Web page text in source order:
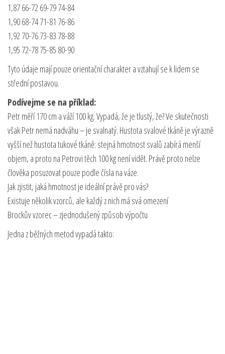
1,87 66-72 69-79 74-84
1,90 68-74 71-81 76-86
1,92 70-76 73-83 78-88
1,95 72-78 75-85 80-90
Tyto údaje mají pouze orientační charakter a vztahují se k lidem se
střední postavou.
Podívejme se na příklad:
Petr měří 170 cm a váží 100 kg. Vypadá, že je tlustý, že? Ve skutečnosti
však Petr nemá nadváhu – je svalnatý. Hustota svalové tkáně je výrazně
vyšší než hustota tukové tkáně: stejná hmotnost svalů zabírá menší
objem, a proto na Petrovi těch 100 kg není vidět. Právě proto nelze
člověka posuzovat pouze podle čísla na váze.
Jak zjistit, jaká hmotnost je ideální právě pro vás?
Existuje několik vzorců, ale každý z nich má svá omezení
Brockův vzorec – zjednodušený způsob výpočtu
Jedna z běžných metod vypadá takto: